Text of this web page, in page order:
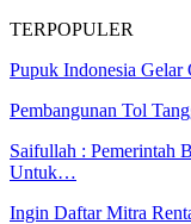
TERPOPULER
Pupuk Indonesia
Pembangunan Tol
Saifullah : Pemerintah
Untuk…
Ingin Daftar Mitra